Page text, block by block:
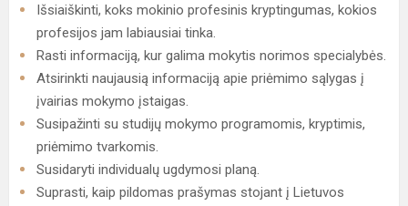
Išsiaiškinti, koks mokinio profesinis kryptingumas, kokios
profesijos jam labiausiai tinka.
Rasti informaciją, kur galima mokytis norimos specialybės.
Atsirinkti naujausią informaciją apie priėmimo sąlygas į
įvairias mokymo įstaigas.
Susipažinti su studijų mokymo programomis, kryptimis,
priėmimo tvarkomis.
Susidaryti individualų ugdymosi planą.
Suprasti, kaip pildomas prašymas stojant į Lietuvos